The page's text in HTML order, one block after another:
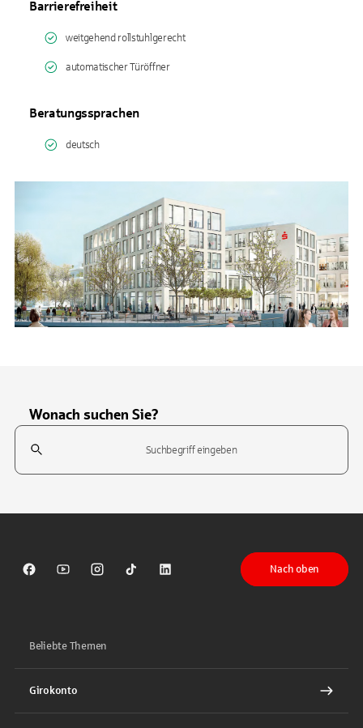
Barrierefreiheit
weitgehend rollstuhlgerecht
automatischer Türöffner
Beratungssprachen
deutsch
Wonach suchen Sie?
Suchfeld
Sparkasse auf Facebook
Sparkasse auf Youtube
Sparkasse auf Instagram
Sparkasse auf TikTok
Sparkasse auf LinkedIn
Nach oben
Beliebte Themen
Girokonto